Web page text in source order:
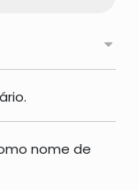
nome de